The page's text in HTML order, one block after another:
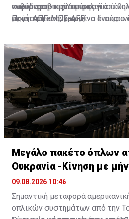
κυβέρνηση της Υεμένης.
σαουδαραβικού πετρελαϊκού
με ένα μη επανδρωμένο εναέριο
νωρίτερα ότι μια πυρκαγιά
εγκατάσταση, χωρίς να
Πηγή: ΑΠΕ-ΜΠΕ-AFP
Μεγάλο πακέτο όπλων
Ουκρανία -Κίνηση με
Μόσχα;
09.08.2026 10:46
Σημαντική μεταφορά
οπλικών συστημάτων από την